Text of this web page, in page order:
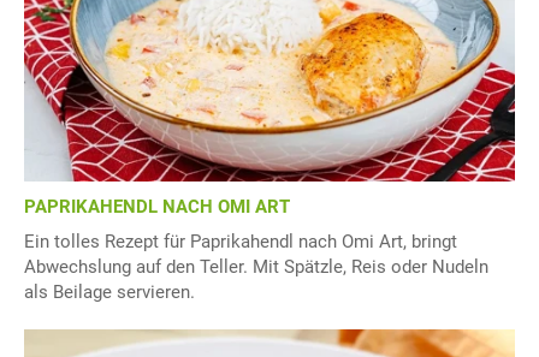
PAPRIKAHENDL NACH OMI ART
Ein tolles Rezept für Paprikahendl nach Omi Art, bringt
Abwechslung auf den Teller. Mit Spätzle, Reis oder Nudeln
als Beilage servieren.